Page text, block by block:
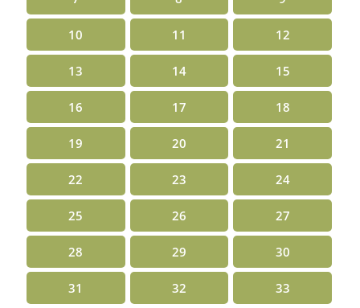
10 11 12
13 14 15
16 17 18
19 20 21
22 23 24
25 26 27
28 29 30
31 32 33